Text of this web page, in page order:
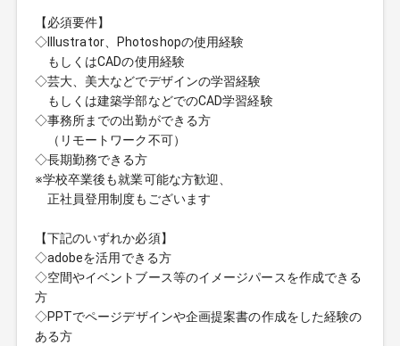
【必須要件】
◇Illustrator、Photoshopの使用経験
もしくはCADの使用経験
◇芸大、美大などでデザインの学習経験
もしくは建築学部などでのCAD学習経験
◇事務所までの出勤ができる方
（リモートワーク不可）
◇長期勤務できる方
※学校卒業後も就業可能な方歓迎、
正社員登用制度もございます
【下記のいずれか必須】
◇adobeを活用できる方
◇空間やイベントブース等のイメージパースを作成できる
方
◇PPTでページデザインや企画提案書の作成をした経験の
ある方